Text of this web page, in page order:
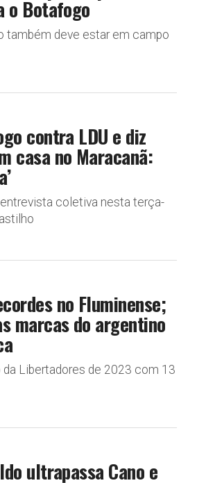
o Botafogo
também deve estar em campo
contra LDU e diz
casa no Maracanã:
coletiva nesta terça-
no Fluminense;
marcas do argentino
Libertadores de 2023 com 13
ultrapassa Cano e